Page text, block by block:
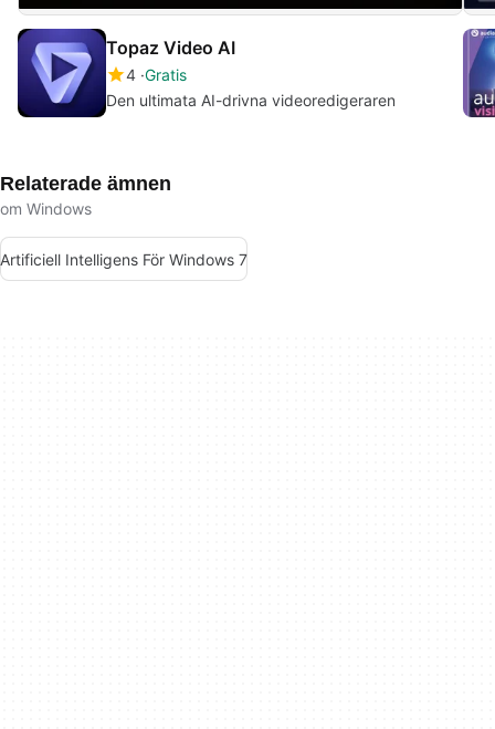
Topaz Video AI
4 Gratis
Den ultimata AI-drivna videoredigeraren
Relaterade ämnen
om Windows
Artificiell Intelligens För Windows 7